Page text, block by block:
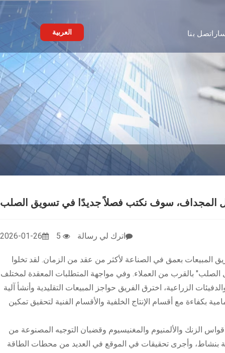
اتصل بنا العربية
المجداف، سوف نكتب فصلاً جديدًا في تسويق الصلب
2026-01-26 اترك لي رسالة
المبيعات بعمق في الصناعة لأكثر من عقد من الزمان. لقد تخلوا
بالقرب من العملاء. وفي مواجهة المتطلبات المعقدة لمختلف
الزراعية، اخترق الفريق حواجز المبيعات التقليدية وأنشأ آلية
بكفاءة مع أقسام الإنتاج الخلفية والأقسام الفنية لتحقيق تمكين
الزنك والألمنيوم والمغنيسيوم وقضبان التوجيه المصنوعة من
بنشاط، وأجرى تحقيقات في الموقع في العديد من محطات الطاقة